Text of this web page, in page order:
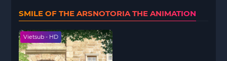
SMILE OF THE ARSNOTORIA THE ANIMATION
Vietsub - HD